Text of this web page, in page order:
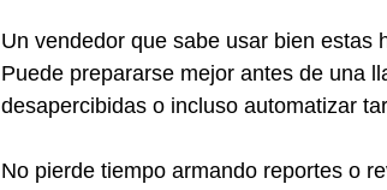
Un vendedor que sabe usar bien estas
Puede prepararse mejor antes de una
desapercibidas o incluso automatizar
No pierde tiempo armando reportes o